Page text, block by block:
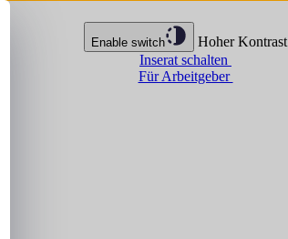
Enable switch
Hoher Kontrast
Inserat schalten
Für Arbeitgeber